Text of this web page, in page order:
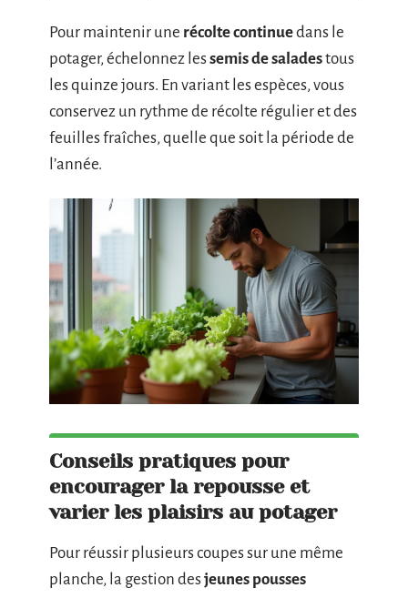
Pour maintenir une récolte continuedans le
potager, échelonnez lessemis de saladestous
les quinze jours. En variant les espèces, vous
conservez un rythme de récolte régulier et des
feuilles fraîches, quelle que soit la période de
l’année.
Conseils pratiques pour
encourager la repousse et
varier les plaisirs au potager
Pour réussir plusieurs coupes sur une même
planche, la gestion desjeunes pousses